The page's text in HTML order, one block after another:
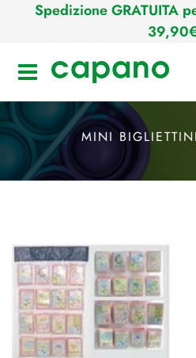
Spedizione GRATUITA
Open
MINI